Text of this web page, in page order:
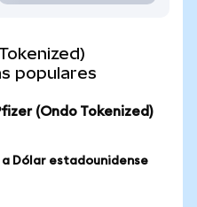
populares
(Ondo Tokenized)
Dólar estadounidense